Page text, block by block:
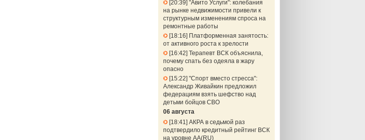
20:39 "Авито Услуги": колебания
на рынке недвижимости привели к
структурным изменениям спроса на
ремонтные работы
18:16
Платформенная занятость:
от активного роста к зрелости
16:42 Терапевт ВСК объяснила,
почему спать без одеяла в жару
опасно
15:22 "Спорт вместо стресса":
Александр Живайкин предложил
федерациям взять шефство над
детьми бойцов СВО
06 августа
18:41 АКРА в седьмой раз
подтвердило кредитный рейтинг ВСК
на уровне АА(RU)